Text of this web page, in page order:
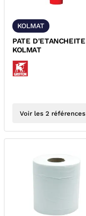
KOLMAT
PATE D'ETANCHEITE
KOLMAT
Voir les 2 références